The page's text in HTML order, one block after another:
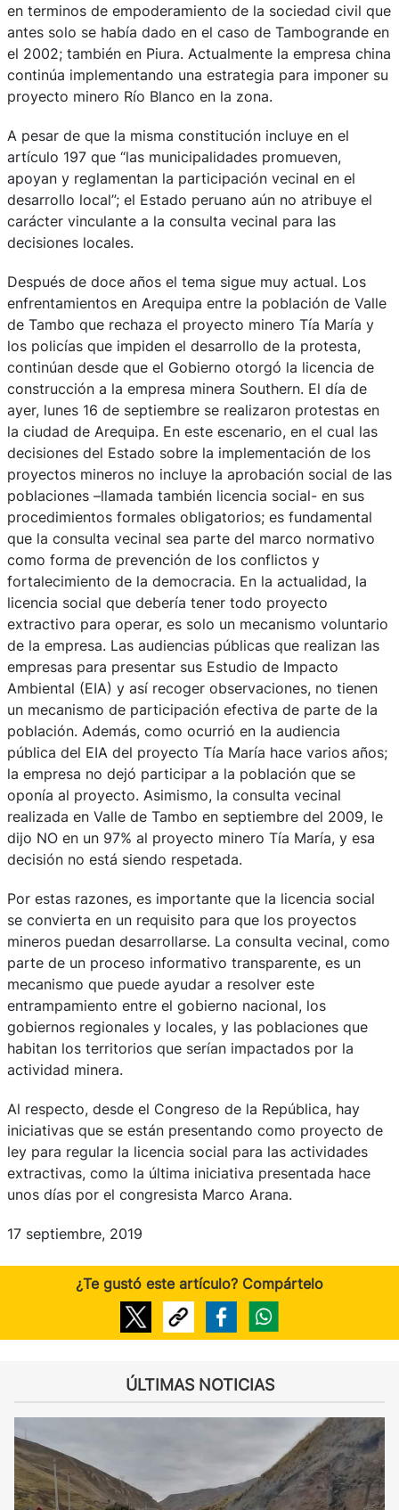
en terminos de empoderamiento de la sociedad civil que
antes solo se había dado en el caso de Tambogrande en
el 2002; también en Piura. Actualmente la empresa china
continúa implementando una estrategia para imponer su
proyecto minero Río Blanco en la zona.
A pesar de que la misma constitución incluye en el
artículo 197 que “las municipalidades promueven,
apoyan y reglamentan la participación vecinal en el
desarrollo local”; el Estado peruano aún no atribuye el
carácter vinculante a la consulta vecinal para las
decisiones locales.
Después de doce años el tema sigue muy actual. Los
enfrentamientos en Arequipa entre la población de Valle
de Tambo que rechaza el proyecto minero Tía María y
los policías que impiden el desarrollo de la protesta,
continúan desde que el Gobierno otorgó la licencia de
construcción a la empresa minera Southern. El día de
ayer, lunes 16 de septiembre se realizaron protestas en
la ciudad de Arequipa. En este escenario, en el cual las
decisiones del Estado sobre la implementación de los
proyectos mineros no incluye la aprobación social de las
poblaciones –llamada también licencia social- en sus
procedimientos formales obligatorios; es fundamental
que la consulta vecinal sea parte del marco normativo
como forma de prevención de los conflictos y
fortalecimiento de la democracia. En la actualidad, la
licencia social que debería tener todo proyecto
extractivo para operar, es solo un mecanismo voluntario
de la empresa. Las audiencias públicas que realizan las
empresas para presentar sus Estudio de Impacto
Ambiental (EIA) y así recoger observaciones, no tienen
un mecanismo de participación efectiva de parte de la
población. Además, como ocurrió en la audiencia
pública del EIA del proyecto Tía María hace varios años;
la empresa no dejó participar a la población que se
oponía al proyecto. Asimismo, la consulta vecinal
realizada en Valle de Tambo en septiembre del 2009, le
dijo NO en un 97% al proyecto minero Tía María, y esa
decisión no está siendo respetada.
Por estas razones, es importante que la licencia social
se convierta en un requisito para que los proyectos
mineros puedan desarrollarse. La consulta vecinal, como
parte de un proceso informativo transparente, es un
mecanismo que puede ayudar a resolver este
entrampamiento entre el gobierno nacional, los
gobiernos regionales y locales, y las poblaciones que
habitan los territorios que serían impactados por la
actividad minera.
Al respecto, desde el Congreso de la República, hay
iniciativas que se están presentando como proyecto de
ley para regular la licencia social para las actividades
extractivas, como la última iniciativa presentada hace
unos días por el congresista Marco Arana.
17 septiembre, 2019
¿Te gustó este artículo? Compártelo
ÚLTIMAS NOTICIAS